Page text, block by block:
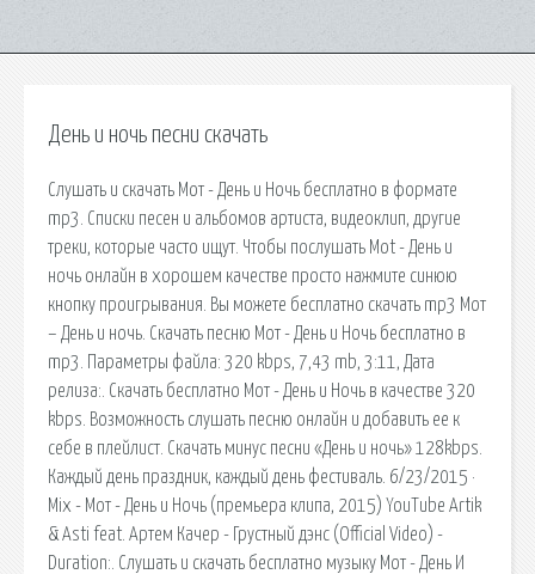
День и ночь песни скачать
Слушать и скачать Мот - День и Ночь бесплатно в формате
mp3. Списки песен и альбомов артиста, видеоклип, другие
треки, которые часто ищут. Чтобы послушать Mot - День и
ночь онлайн в хорошем качестве просто нажмите синюю
кнопку проигрывания. Вы можете бесплатно скачать mp3 Мот
– День и ночь. Скачать песню Мот - День и Ночь бесплатно в
mp3. Параметры файла: 320 kbps, 7,43 mb, 3:11, Дата
релиза:. Скачать бесплатно Мот - День и Ночь в качестве 320
kbps. Возможность слушать песню онлайн и добавить ее к
себе в плейлист. Скачать минус песни «День и ночь» 128kbps.
Каждый день праздник, каждый день фестиваль. 6/23/2015 ·
Mix - Мот - День и Ночь (премьера клипа, 2015) YouTube Artik
& Asti feat. Артем Качер - Грустный дэнс (Official Video) -
Duration:. Слушать и скачать бесплатно музыку Мот - День И